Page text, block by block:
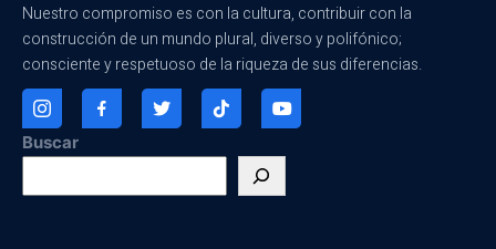
Nuestro compromiso es con la cultura, contribuir con la
construcción de un mundo plural, diverso y polifónico;
consciente y respetuoso de la riqueza de sus diferencias.
Buscar